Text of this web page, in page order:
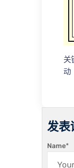
关
动
发表
Name*